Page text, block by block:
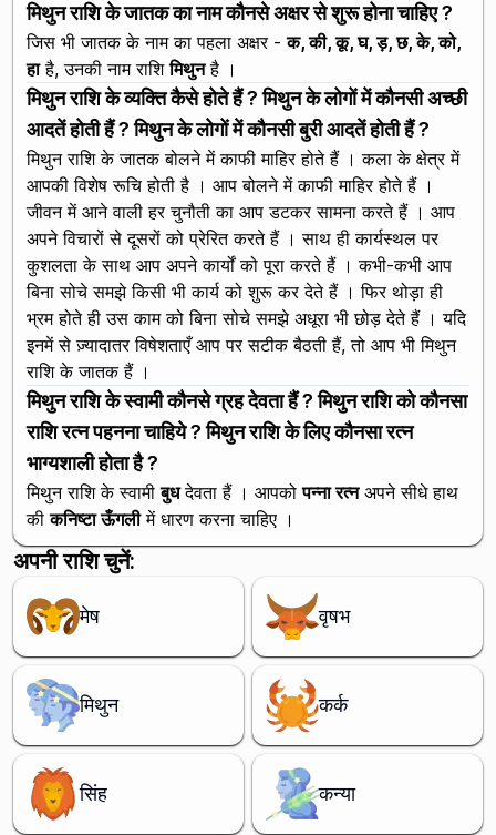
मिथुन राशि के जातक का नाम कौनसे अक्षर से शुरू होना चाहिए ?
जिस भी जातक के नाम का पहला अक्षर -क, की, कू, घ, ड़, छ, के, को,
हाहै, उनकी नाम राशिमिथुनहै ।
मिथुन राशि के व्यक्ति कैसे होते हैं ? मिथुन के लोगों में कौनसी अच्छी
आदतें होती हैं ? मिथुन के लोगों में कौनसी बुरी आदतें होती हैं ?
मिथुन राशि के जातक बोलने में काफी माहिर होते हैं । कला के क्षेत्र में
आपकी विशेष रूचि होती है । आप बोलने में काफी माहिर होते हैं ।
जीवन में आने वाली हर चुनौती का आप डटकर सामना करते हैं । आप
अपने विचारों से दूसरों को प्रेरित करते हैं । साथ ही कार्यस्थल पर
कुशलता के साथ आप अपने कार्यों को पूरा करते हैं । कभी-कभी आप
बिना सोचे समझे किसी भी कार्य को शुरू कर देते हैं । फिर थोड़ा ही
भ्रम होते ही उस काम को बिना सोचे समझे अधूरा भी छोड़ देते हैं । यदि
इनमें से ज़्यादातर विषेशताएँ आप पर सटीक बैठती हैं, तो आप भी मिथुन
राशि के जातक हैं ।
मिथुन राशि के स्वामी कौनसे ग्रह देवता हैं ? मिथुन राशि को कौनसा
राशि रत्न पहनना चाहिये ? मिथुन राशि के लिए कौनसा रत्न
भाग्यशाली होता है ?
मिथुन राशि के स्वामीबुधदेवता हैं । आपकोपन्ना रत्नअपने सीधे हाथ
कीकनिष्टा ऊँगलीमें धारण करना चाहिए ।
अपनी राशि चुनें:
मेष वृषभ
मिथुन कर्क
सिंह कन्या